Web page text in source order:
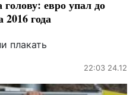
евро упал до
года
плакать
22:03 24.12